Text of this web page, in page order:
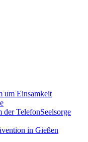
um Einsamkeit
TelefonSeelsorge
in Gießen